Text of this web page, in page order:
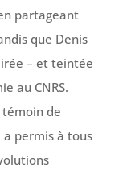
partageant
que Denis
– et teintée
au CNRS.
témoin de
permis à tous